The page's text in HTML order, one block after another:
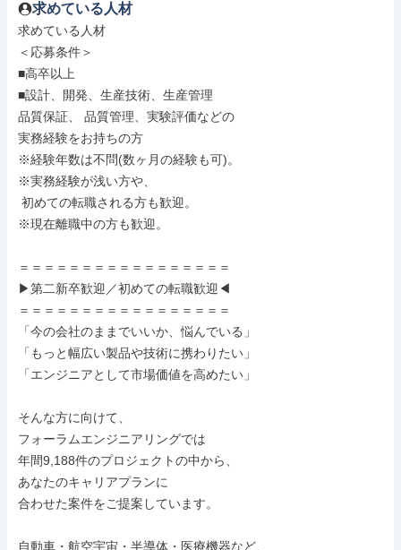
求めている人材
求めている人材
＜応募条件＞
■高卒以上
■設計、開発、生産技術、生産管理
品質保証、 品質管理、実験評価などの
実務経験をお持ちの方
※経験年数は不問(数ヶ月の経験も可)。
※実務経験が浅い方や、
※現在離職中の方も歓迎。
＝＝＝＝＝＝＝＝＝＝＝＝＝＝＝＝＝
▶第二新卒歓迎／初めての転職歓迎◀
＝＝＝＝＝＝＝＝＝＝＝＝＝＝＝＝＝
「今の会社のままでいいか、悩んでいる」
「もっと幅広い製品や技術に携わりたい」
「エンジニアとして市場価値を高めたい」
そんな方に向けて、
フォーラムエンジニアリングでは
年間9,188件のプロジェクトの中から、
あなたのキャリアプランに
合わせた案件をご提案しています。
自動車・航空宇宙・半導体・医療機器など、